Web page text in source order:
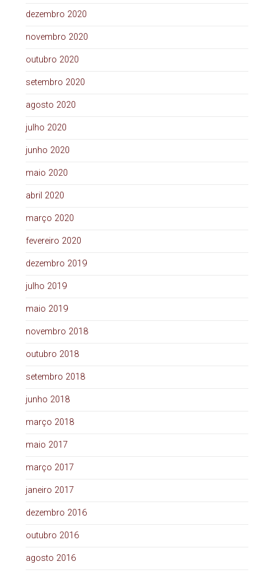
dezembro 2020
novembro 2020
outubro 2020
setembro 2020
agosto 2020
julho 2020
junho 2020
maio 2020
abril 2020
março 2020
fevereiro 2020
dezembro 2019
julho 2019
maio 2019
novembro 2018
outubro 2018
setembro 2018
junho 2018
março 2018
maio 2017
março 2017
janeiro 2017
dezembro 2016
outubro 2016
agosto 2016